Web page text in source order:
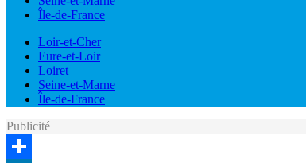
Île-de-France
Loir-et-Cher
Eure-et-Loir
Loiret
Seine-et-Marne
Île-de-France
Publicité